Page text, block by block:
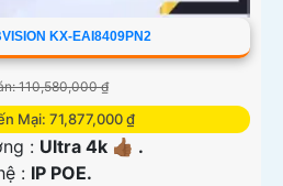
KX-EAI8409PN2
110,580,000 ₫
Mại: 71,877,000 ₫
: Ultra 4k 👍🏾 .
: IP POE.